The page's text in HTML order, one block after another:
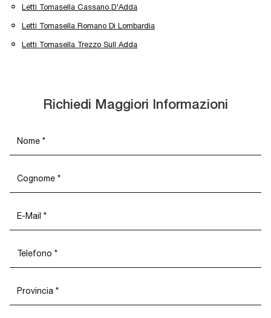
Letti Tomasella Cassano D'Adda
Letti Tomasella Romano Di Lombardia
Letti Tomasella Trezzo Sull Adda
Richiedi Maggiori Informazioni